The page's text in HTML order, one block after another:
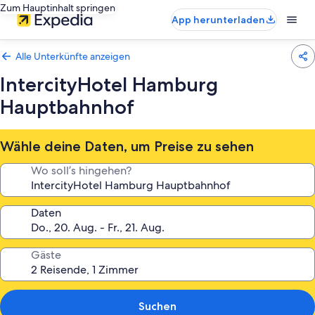
Zum Hauptinhalt springen
App herunterladen
Alle Unterkünfte anzeigen
IntercityHotel Hamburg
Hauptbahnhof
Wähle deine Daten, um Preise zu sehen
Wo soll’s hingehen?
Daten
Gäste
Suchen